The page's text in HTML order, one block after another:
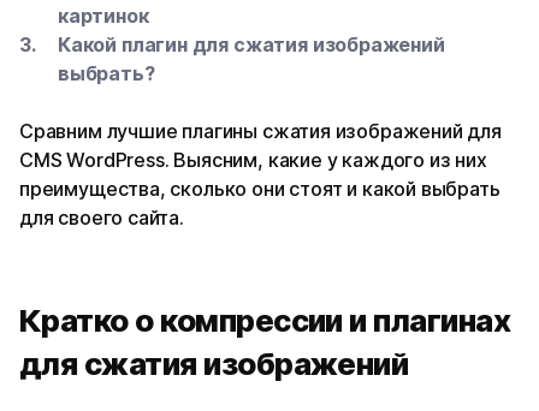
картинок
Какой плагин для сжатия изображений
выбрать?
Сравним лучшие плагины сжатия изображений для
CMS WordPress. Выясним, какие у каждого из них
преимущества, сколько они стоят и какой выбрать
для своего сайта.
Кратко о компрессии и плагинах
для сжатия изображений